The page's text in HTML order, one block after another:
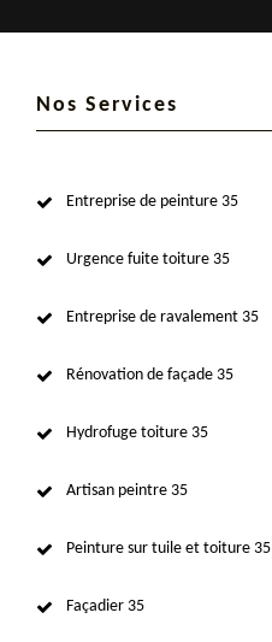
Nos Services
Entreprise de peinture 35
Urgence fuite toiture 35
Entreprise de ravalement 35
Rénovation de façade 35
Hydrofuge toiture 35
Artisan peintre 35
Peinture sur tuile et toiture 35
Façadier 35